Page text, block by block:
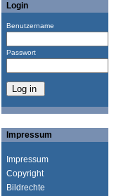
Login
Benutzername
Passwort
Impressum
Impressum
Copyright
Bildrechte